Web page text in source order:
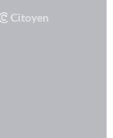
Citoyen